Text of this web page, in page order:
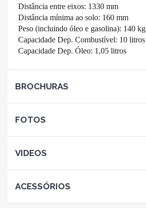
Distância entre eixos: 1330 mm
Distância mínima ao solo: 160 mm
Peso (incluindo óleo e gasolina): 140 kg
Capacidade Dep. Combustível: 10 litros
Capacidade Dep. Óleo: 1,05 litros
BROCHURAS
FOTOS
VIDEOS
ACESSÓRIOS